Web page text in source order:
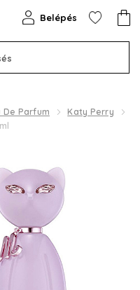
Belépés
De Parfum
Katy Perry